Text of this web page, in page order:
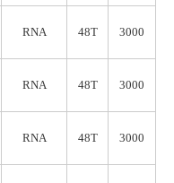
RNA 48T 3000
RNA 48T 3000
RNA 48T 3000